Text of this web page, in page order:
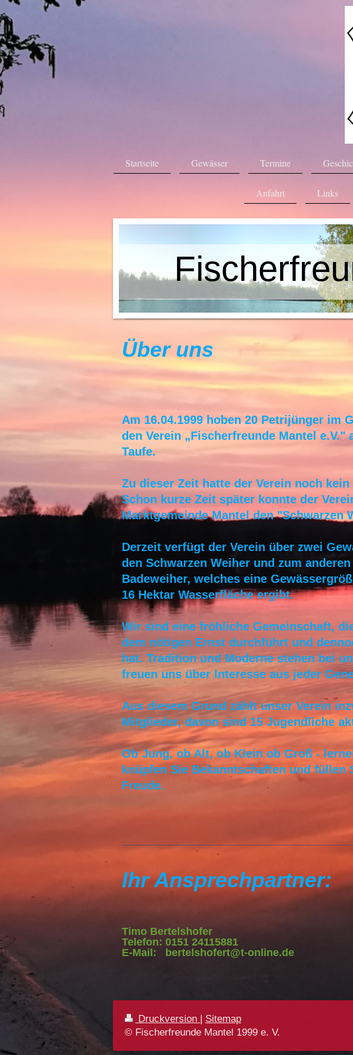
Startseite Gewässer Termine
Anfahrt Links
Über uns
Am 16.04.1999 hoben 20 Petrijünger im
den Verein „Fischerfreunde Mantel e.V."
Taufe.
Zu dieser Zeit hatte der Verein noch kein
Schon kurze Zeit später konnte der
Marktgemeinde Mantel den "Schwarzen
Derzeit verfügt der Verein über zwei
den Schwarzen Weiher und zum
Badeweiher, welches eine
16 Hektar Wasserfläche ergibt.
Wir sind eine fröhliche Gemeinschaft,
dem nötigen Ernst durchführt und
hat. Tradition und Moderne stehen bei
freuen uns über Interesse aus jeder
Aus diesem Grund zählt unser Verein
Mitglieder, davon sind 15 Jugendliche
Ob Jung, ob Alt, ob Klein ob Groß -
knüpfen Sie Bekanntschaften und füllen
Freude.
Ihr Ansprechpartner:
Timo Bertelshofer
Telefon: 0151 24115881
E-Mail: bertelshofert@t-online.de
Druckversion | Sitemap
© Fischerfreunde Mantel 1999 e. V.